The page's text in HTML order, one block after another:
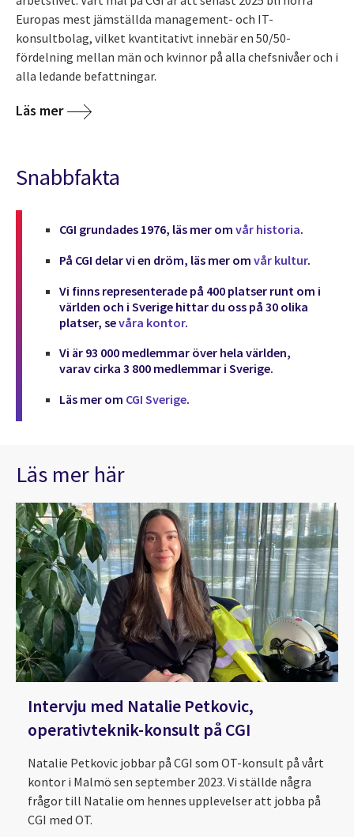
Europas mest jämställda management- och IT-
konsultbolag, vilket kvantitativt innebär en 50/50-
fördelning mellan män och kvinnor på alla chefsnivåer och i
alla ledande befattningar.
Läs mer
Snabbfakta
CGI grundades 1976, läs mer om vår historia.
På CGI delar vi en dröm, läs mer om vår kultur.
Vi finns representerade på 400 platser runt om i
världen och i Sverige hittar du oss på 30 olika
platser, sevåra kontor.
Vi är 93 000 medlemmar över hela världen,
varav cirka 3 800 medlemmar i Sverige.
Läs mer om CGI Sverige.
Läs mer här
Intervju med Natalie Petkovic,
operativteknik-konsult på CGI
Natalie Petkovic jobbar på CGI som OT-konsult på vårt
kontor i Malmö sen september 2023. Vi ställde några
frågor till Natalie om hennes upplevelser att jobba på
CGI med OT.